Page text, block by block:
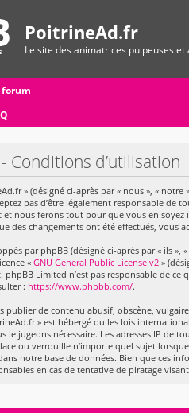
PoitrineAd.fr
Le site des animatrices pulpeuses
Conditions d’utilisation
» (désigné ci-après par « nous », «
pas d’être légalement responsable
et nous ferons tout pour que vous en
des changements ont été effectués, vous
par phpBB (désigné ci-après par « ils »,
« GNU General Public License v2 »
phpBB Limited n’est pas responsable de
: https://www.phpbb.com/.
publier de contenu abusif, obscène,
» est hébergé ou les lois
le jugeons nécessaire. Les adresses IP de
ou verrouille n’importe quel sujet
notre base de données. Bien que ces
en cas de tentative de piratage